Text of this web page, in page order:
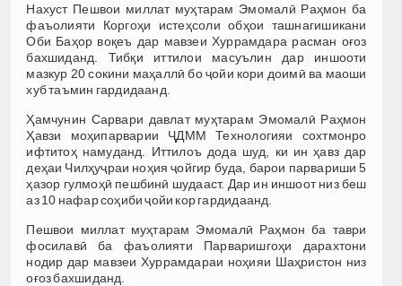
Нахуст Пешвои миллат муҳтарам Эмомалӣ Раҳмон ба
фаъолияти Коргоҳи истеҳсоли обҳои ташнагишикани
Оби Баҳор воқеъ дар мавзеи Хуррамдара расман оғоз
бахшиданд. Тибқи иттилои масуълин дар иншооти
мазкур 20 сокини маҳаллӣ бо ҷойи кори доимӣ ва маоши
хуб таъмин гардидаанд.
Ҳамчунин Сарвари давлат муҳтарам Эмомалӣ Раҳмон
Ҳавзи моҳипарварии ҶДММ Технологияи сохтмонро
ифтитоҳ намуданд. Иттилоъ дода шуд, ки ин ҳавз дар
деҳаи Чилҳуҷраи ноҳия ҷойгир буда, барои парвариши 5
ҳазор гулмоҳӣ пешбинӣ шудааст. Дар ин иншоот низ беш
аз 10 нафар соҳиби ҷойи кор гардидаанд.
Пешвои миллат муҳтарам Эмомалӣ Раҳмон ба таври
фосилавӣ ба фаъолияти Парваришгоҳи дарахтони
нодир дар мавзеи Хуррамдараи ноҳияи Шаҳристон низ
оғоз бахшиданд.